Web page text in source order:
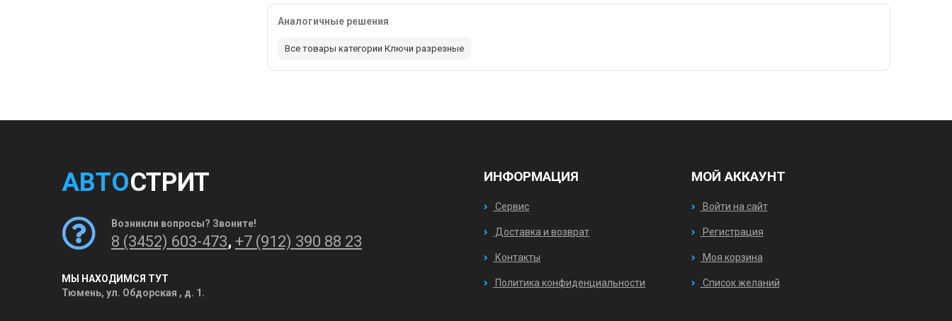
Аналогичные решения
Все товары категории Ключи разрезные
АВТОСТРИТ
Возникли вопросы? Звоните!
8 (3452) 603-473, +7 (912) 390 88 23
МЫ НАХОДИМСЯ ТУТ
Тюмень, ул. Обдорская , д. 1.
ИНФОРМАЦИЯ
Сервис
Доставка и возврат
Контакты
Политика конфиденциальности
МОЙ АККАУНТ
Войти на сайт
Регистрация
Моя корзина
Список желаний